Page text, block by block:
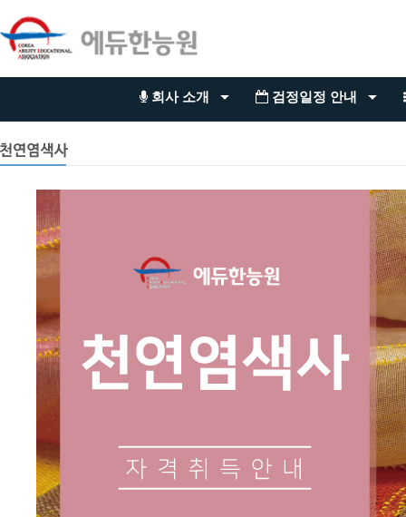
회사 소개 검정일정 안내